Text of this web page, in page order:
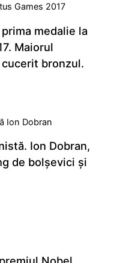
medalie la
Maiorul
bronzul.
Ion Dobran,
de bolşevici şi